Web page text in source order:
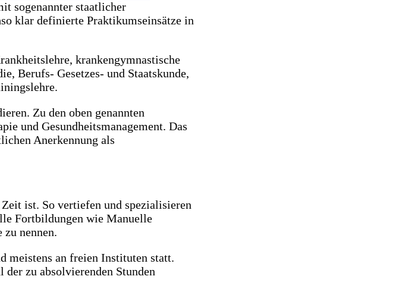
sogenannter staatlicher
klar definierte Praktikumseinsätze in
krankengymnastische
Berufs- Gesetzes- und Staatskunde,
Zu den oben genannten
und Gesundheitsmanagement. Das
Anerkennung als
ist. So vertiefen und spezialisieren
Fortbildungen wie Manuelle
nennen.
meistens an freien Instituten statt.
zu absolvierenden Stunden